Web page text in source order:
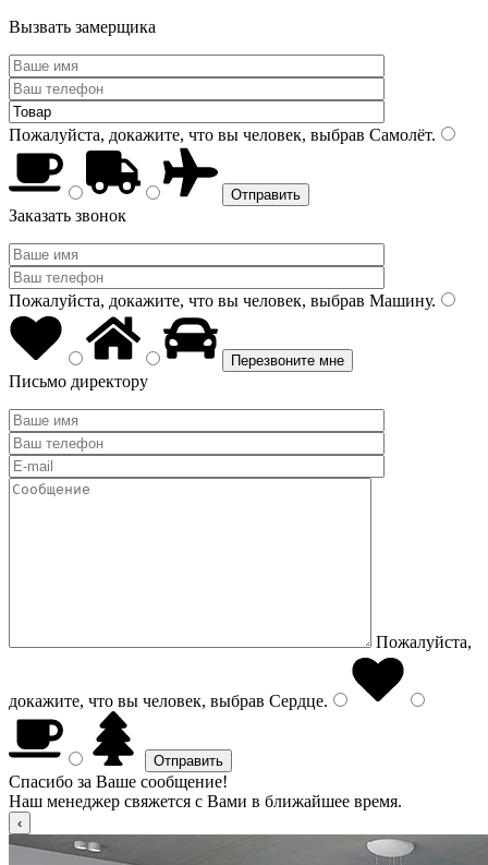
Вызвать замерщика
Пожалуйста, докажите, что вы человек, выбрав Самолёт.
Заказать звонок
Пожалуйста, докажите, что вы человек, выбрав Машину.
Письмо директору
Пожалуйста,
докажите, что вы человек, выбрав Сердце.
Спасибо за Ваше сообщение!
Наш менеджер свяжется с Вами в ближайшее время.